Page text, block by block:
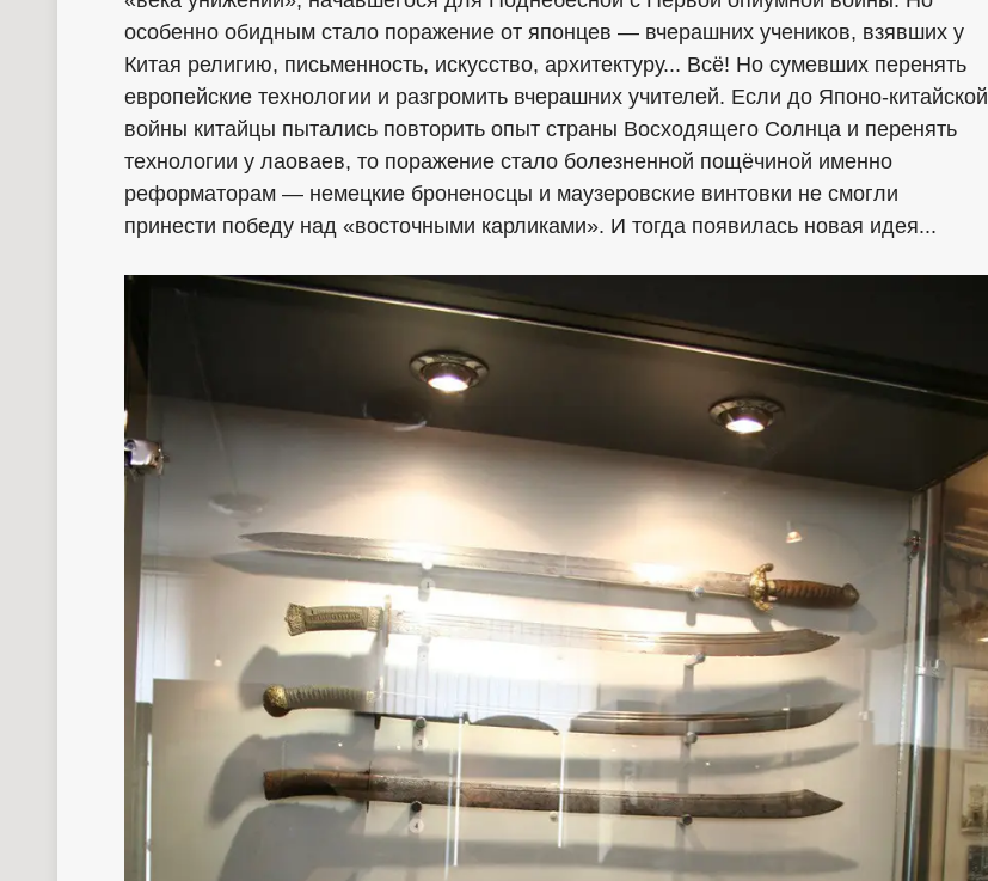
особенно обидным стало поражение от японцев — вчерашних учеников, взявших у
Китая религию, письменность, искусство, архитектуру... Всё! Но сумевших перенять
европейские технологии и разгромить вчерашних учителей. Если до Японо-китайской
войны китайцы пытались повторить опыт страны Восходящего Солнца и перенять
технологии у лаоваев, то поражение стало болезненной пощёчиной именно
реформаторам — немецкие броненосцы и маузеровские винтовки не смогли
принести победу над «восточными карликами». И тогда появилась новая идея...